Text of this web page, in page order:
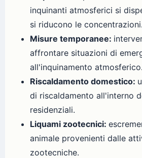
inquinanti atmosferici si
si riducono le concentrazioni.
Misure temporanee:
affrontare situazioni di
all'inquinamento atmosferico.
Riscaldamento domestico:
di riscaldamento all'interno
residenziali.
Liquami zootecnici:
animale provenienti dalle
zootecniche.